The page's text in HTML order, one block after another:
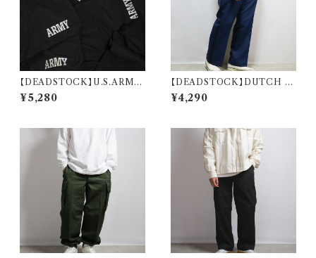
【DEADSTOCK】U.S.ARMY
IPFU TRAINING SHORTS
米軍 トレーニングショーツ デッ
¥5,280
【DEADSTOCK】DUTCH P
OLICE SIDE LINE TROUS
ERS オランダ警察 サイドライン
¥4,290